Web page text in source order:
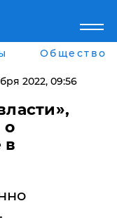
Общество
2022, 09:56
о
в